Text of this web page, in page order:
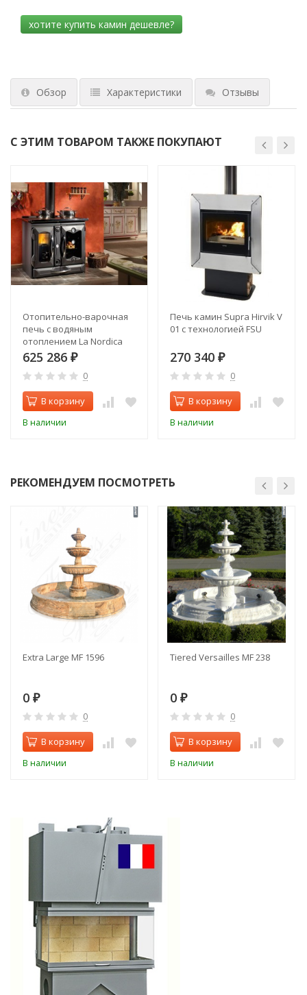
Обзор Характеристики Отзывы
С ЭТИМ ТОВАРОМ ТАКЖЕ ПОКУПАЮТ
Отопительно-варочная
печь с водяным
отоплением La Nordica
TERMOSUPREMA Компакт
DSA Nero
625 286 ₽
0
В корзину
В наличии
Печь камин Supra Hirvik V
01 с технологией FSU
270 340 ₽
0
В корзину
В наличии
РЕКОМЕНДУЕМ ПОСМОТРЕТЬ
Extra Large MF 1596
0 ₽
0
В корзину
В наличии
Tiered Versailles MF 238
0 ₽
0
В корзину
В наличии